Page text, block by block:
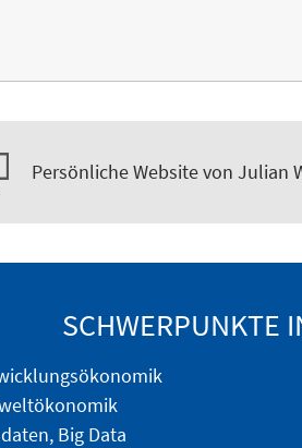
Persönliche Website von Julian
SCHWERPUNKTE
Big Data